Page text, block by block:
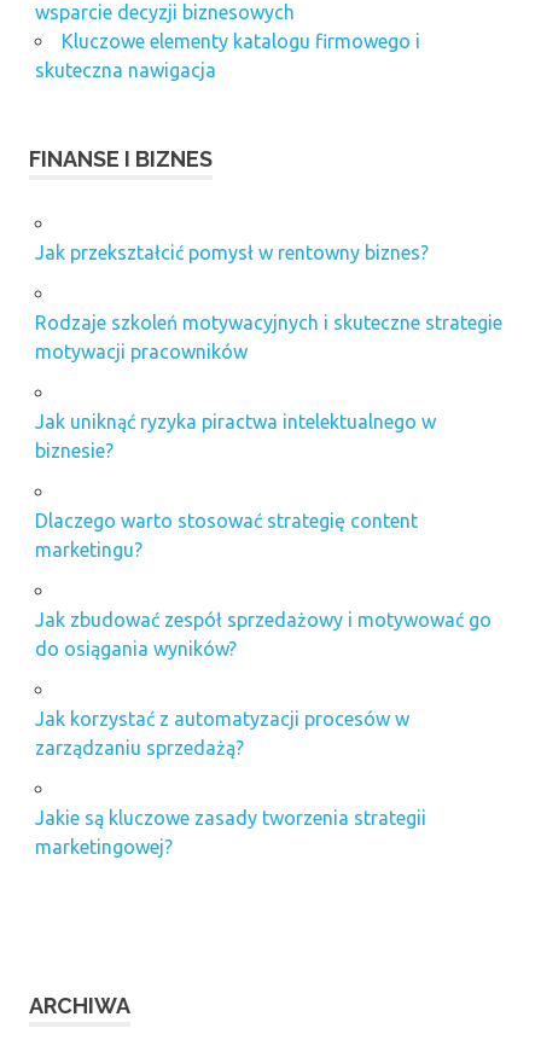
wsparcie decyzji biznesowych
Kluczowe elementy katalogu firmowego i
skuteczna nawigacja
FINANSE I BIZNES
Jak przekształcić pomysł w rentowny biznes?
Rodzaje szkoleń motywacyjnych i skuteczne strategie
motywacji pracowników
Jak uniknąć ryzyka piractwa intelektualnego w
biznesie?
Dlaczego warto stosować strategię content
marketingu?
Jak zbudować zespół sprzedażowy i motywować go
do osiągania wyników?
Jak korzystać z automatyzacji procesów w
zarządzaniu sprzedażą?
Jakie są kluczowe zasady tworzenia strategii
marketingowej?
ARCHIWA